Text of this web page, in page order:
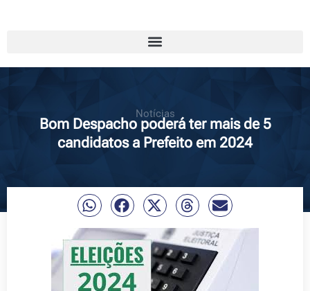
Notícias
Bom Despacho poderá ter mais de 5
candidatos a Prefeito em 2024